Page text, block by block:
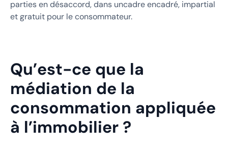
parties en désaccord, dans uncadre encadré, impartial
et gratuit pour le consommateur.
Qu’est-ce que la
médiation de la
consommation appliquée
à l’immobilier ?